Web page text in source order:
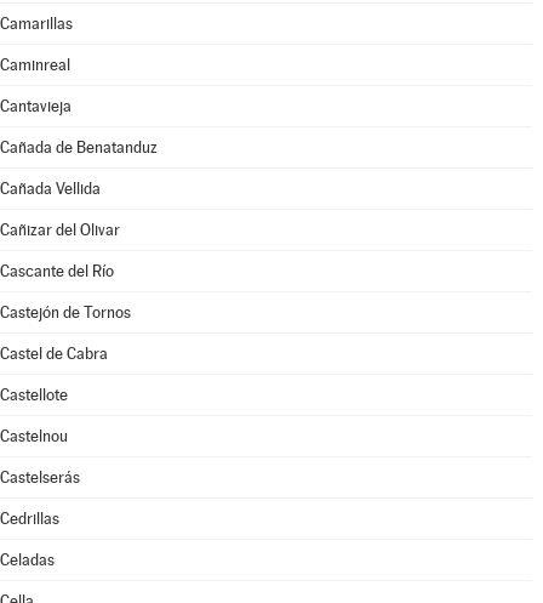
Camarillas
Caminreal
Cantavieja
Cañada de Benatanduz
Cañada Vellida
Cañizar del Olivar
Cascante del Río
Castejón de Tornos
Castel de Cabra
Castellote
Castelnou
Castelserás
Cedrillas
Celadas